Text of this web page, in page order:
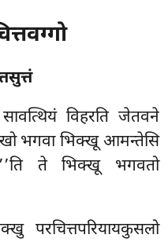
विहरति जेतवने
भगवा भिक्खू आमन्तेसि
ते भिक्खू भगवतो
परचित्तपरियायकुसलो